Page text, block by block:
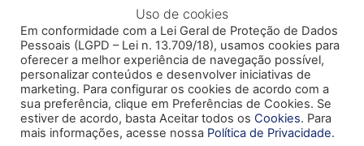
POLÍTICA DE PRIVACIDADE
Uso de cookies
Em conformidade com a Lei Geral de Proteção de Dados
Pessoais (LGPD – Lei n. 13.709/18), usamos cookies para
oferecer a melhor experiência de navegação possível,
personalizar conteúdos e desenvolver iniciativas de
marketing. Para configurar os cookies de acordo com a
sua preferência, clique em Preferências de Cookies. Se
estiver de acordo, basta Aceitar todos os Cookies. Para
mais informações, acesse nossa Política de Privacidade.